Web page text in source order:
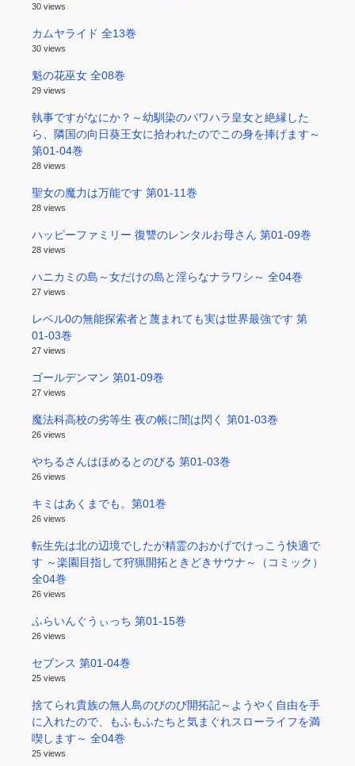
30 views
カムヤライド 全13巻
30 views
魁の花巫女 全08巻
29 views
執事ですがなにか？～幼馴染のパワハラ皇女と絶縁した
ら、隣国の向日葵王女に拾われたのでこの身を捧げます～
第01-04巻
28 views
聖女の魔力は万能です 第01-11巻
28 views
ハッピーファミリー 復讐のレンタルお母さん 第01-09巻
28 views
ハニカミの島～女だけの島と淫らなナラワシ～ 全04巻
27 views
レベル0の無能探索者と蔑まれても実は世界最強です 第
01-03巻
27 views
ゴールデンマン 第01-09巻
27 views
魔法科高校の劣等生 夜の帳に闇は閃く 第01-03巻
26 views
やちるさんはほめるとのびる 第01-03巻
26 views
キミはあくまでも。第01巻
26 views
転生先は北の辺境でしたが精霊のおかげでけっこう快適で
す ～楽園目指して狩猟開拓ときどきサウナ～（コミック）
全04巻
26 views
ふらいんぐうぃっち 第01-15巻
26 views
セブンス 第01-04巻
25 views
捨てられ貴族の無人島のびのび開拓記～ようやく自由を手
に入れたので、もふもふたちと気まぐれスローライフを満
喫します～ 全04巻
25 views